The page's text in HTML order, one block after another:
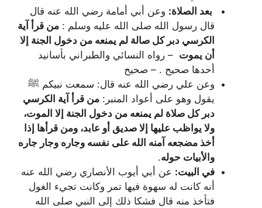
بعد الصلاة: وعن أبي أمامة رضي الله عنه قال
قال رسول الله صلى الله عليه وسلم : من قرأ آية
الكرسي دبر كل صالة لم يمنعه من دخول الجنة إلا
أن يموت – رواه النسائي والطبراني بأسانيد
أحدها صحيح . – صحيح
وعن علي رضي الله عنه قال: سمعت نبيكم ﷺ
يقول وهو على أعواد المنبر: من قرأ آية الكرسي
دبر كل صلاة لم يمنعه من دخول الجنة إلا الموت،
ولا يواظب عليها إلا صديق أو عابد، ومن قرأها إذا
أخذ مضجعه آمنه الله على نفسه وجاره وجار جاره
والأبيات حوله.
في البيت: عن أبي أيوب الأنصاري رضي الله عنه
أنه كانت له سهوة فيها تمر وكانت تجيء الغول
فتأخذ منه قال فشكا ذلك إلى النبي صلى الله